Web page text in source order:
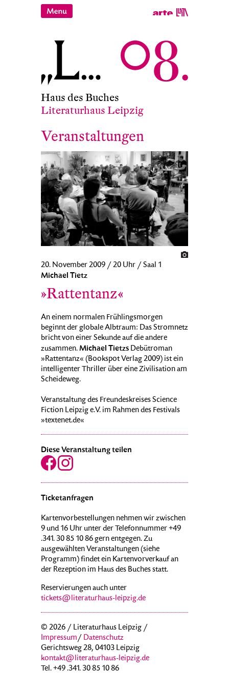
Haus des Buches
Literaturhaus Leipzig
Veranstaltungen
20. November 2009 / 20 Uhr / Saal 1
Michael Tietz
»Rattentanz«
An einem normalen Frühlingsmorgen
beginnt der globale Albtraum: Das Stromnetz
bricht von einer Sekunde auf die andere
zusammen.Michael Tietzs Debütroman
»Rattentanz« (Bookspot Verlag 2009) ist ein
intelligenter Thriller über eine Zivilisation am
Scheideweg.
Veranstaltung des Freundeskreises Science
Fiction Leipzig e.V. im Rahmen des Festivals
»textenet.de«
Diese Veranstaltung teilen
Ticketanfragen
Kartenvorbestellungen nehmen wir zwischen
9 und 16 Uhr unter der Telefonnummer +49
.341. 30 85 10 86 gern entgegen. Zu
ausgewählten Veranstaltungen (siehe
Programm) findet ein Kartenvorverkauf an
der Rezeption im Haus des Buches statt.
Reservierungen auch unter
tickets@literaturhaus-leipzig.de
© 2026 / Literaturhaus Leipzig /
Impressum/ Datenschutz
Gerichtsweg 28, 04103 Leipzig
kontakt@literaturhaus-leipzig.de
Tel. +49 .341. 30 85 10 86